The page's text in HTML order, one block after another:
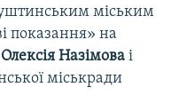
міським
показання» на
Олексія Назімова і
міськради